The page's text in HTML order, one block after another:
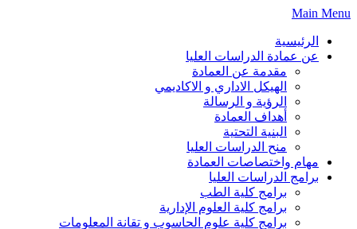
Skip
content
Main Menu
الرئيسية
عن عمادة الدراسات العليا
مقدمة عن العمادة
الهيكل الاداري و الاكاديمي
الرؤية و الرسالة
أهداف العمادة
البنية التحتية
منح الدراسات العليا
مهام واختصاصات العمادة
برامج الدراسات العليا
برامج كلية الطب
برامج كلية العلوم الإدارية
برامج كلية علوم الحاسوب و تقانة المعلومات